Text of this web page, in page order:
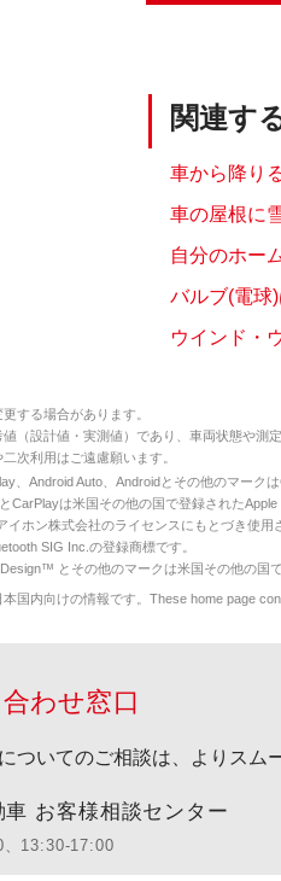
関連す
車から降り
車の屋根に
自分のホー
バルブ(電球
ウインド・
する場合があります。
（設計値・実測値）であり、車両状態や測
次利用はご遠慮願います。
、Android Auto、Androidとその他のマーク
CarPlayは米国その他の国で登録されたApple
イホン株式会社のライセンスにもとづき使用
SIG Inc.の登録商標です。
とその他のマークは米国その他の国
本国内向けの情報です。These home page
わせ窓口
ついてのご相談は、よりスム
車 お客様相談センター
13:30-17:00